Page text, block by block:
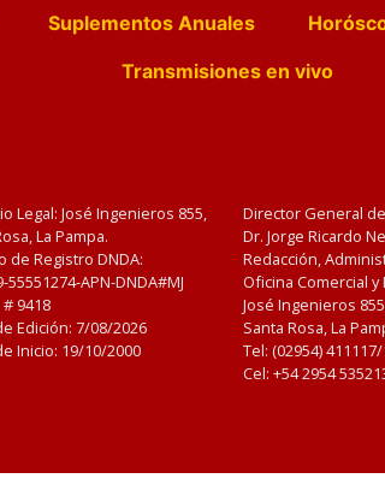
Suplementos Anuales
Transmisiones en vivo
Legal: José Ingenieros 855,
La Pampa.
de Registro DNDA:
55551274-APN-DNDA#MJ
# 9418
Edición: 7/08/2026
Inicio: 19/10/2000
Director General
Dr. Jorge Ricardo
Redacción,
Oficina Comercial
José Ingenieros
Santa Rosa, La
Tel: (02954)
Cel: +54 2954